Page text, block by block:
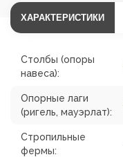
ХАРАКТЕРИСТИКИ
Столбы (опоры
навеса):
Опорные лаги
(ригель, мауэрлат):
Стропильные
фермы: